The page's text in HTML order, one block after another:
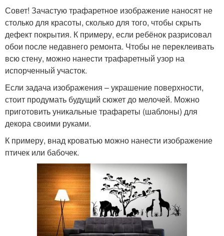
Совет! Зачастую трафаретное изображение наносят не
столько для красоты, сколько для того, чтобы скрыть
дефект покрытия. К примеру, если ребёнок разрисовал
обои после недавнего ремонта. Чтобы не переклеивать
всю стену, можно нанести трафаретный узор на
испорченный участок.
Если задача изображения – украшение поверхности,
стоит продумать будущий сюжет до мелочей. Можно
приготовить уникальные трафареты (шаблоны) для
декора своими руками.
К примеру, внад кроватью можно нанести изображение
птичек или бабочек.